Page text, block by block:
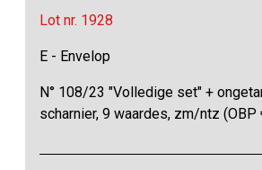
Lot nr. 1928
E - Envelop
N° 108/23 "Volledige set" +
scharnier, 9 waardes, zm/ntz (OBP